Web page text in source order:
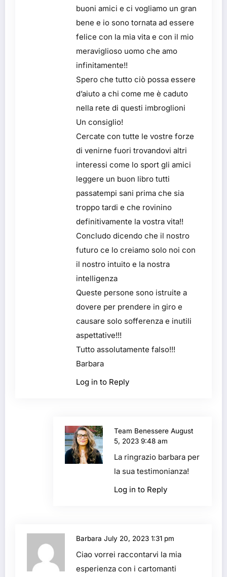
buoni amici e ci vogliamo un gran
bene e io sono tornata ad essere
felice con la mia vita e con il mio
meraviglioso uomo che amo
infinitamente!!
Spero che tutto ciò possa essere
d’aiuto a chi come me è caduto
nella rete di questi imbroglioni
Un consiglio!
Cercate con tutte le vostre forze
di venirne fuori trovandovi altri
interessi come lo sport gli amici
leggere un buon libro tutti
passatempi sani prima che sia
troppo tardi e che rovinino
definitivamente la vostra vita!!
Concludo dicendo che il nostro
futuro ce lo creiamo solo noi con
il nostro intuito e la nostra
intelligenza
Queste persone sono istruite a
dovere per prendere in giro e
causare solo sofferenza e inutili
aspettative!!!
Tutto assolutamente falso!!!
Barbara
Log in to Reply
Team BenessereAugust
5, 2023 9:48 am
La ringrazio barbara per
la sua testimonianza!
Log in to Reply
Barbara July 20, 2023 1:31 pm
Ciao vorrei raccontarvi la mia
esperienza con i cartomanti